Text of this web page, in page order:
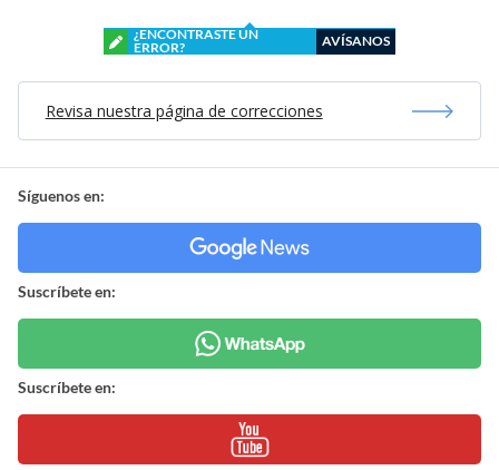
¿ENCONTRASTE UN
ERROR?
AVÍSANOS
Revisa nuestra página de correcciones
Síguenos en:
Suscríbete en:
Suscríbete en: